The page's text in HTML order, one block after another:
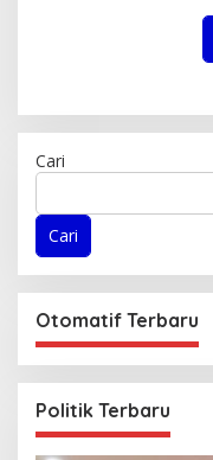
Cari
Cari
Otomatif Terbaru
Politik Terbaru